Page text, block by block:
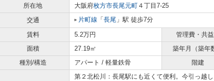
所在地 大阪府枚方市長尾元町 ４丁目7-25
交通
片町線 「 長尾 」駅 徒歩7分
賃料 5.2万円 管理費・共
面積
27.19㎡ 築年月（築年
種別/構造
アパート / 軽量鉄骨 階建
第２北松川：長尾駅にも近くて便利。今引っ越